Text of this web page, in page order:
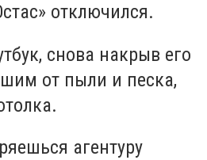
отключился.
снова накрыв его
от пыли и песка,
агентуру